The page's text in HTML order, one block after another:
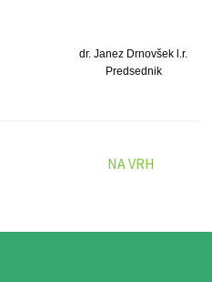
dr. Janez Drnovšek l.r.
Predsednik
NA VRH